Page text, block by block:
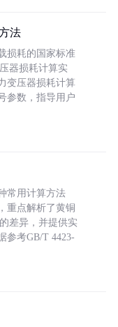
法
损耗的国家标准
器损耗计算实
变压器损耗计算
参数，指导用户
常用计算方法
重点解析了黄铜
差异，并提供实
参考GB/T 4423-